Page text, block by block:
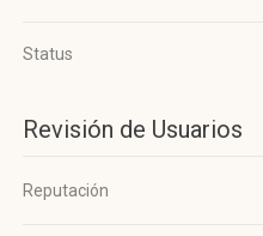
Status
Revisión de Usuarios
Reputación